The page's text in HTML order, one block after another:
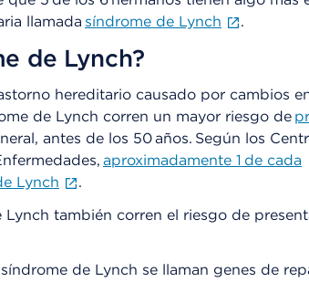
llamada síndrome de Lynch .
de Lynch?
hereditario causado por cambios
de Lynch corren un mayor riesgo de
antes de los 50 años. Según los
aproximadamente 1 de cada
Lynch
.
también corren el riesgo de
de Lynch se llaman genes de